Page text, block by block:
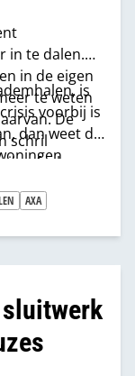
in te dalen.
in de eigen
te weten
De
schril
afgelopen
daarvan
verder
is
voorbij is
dan weet de
breekt ooit
Hoe
AXA